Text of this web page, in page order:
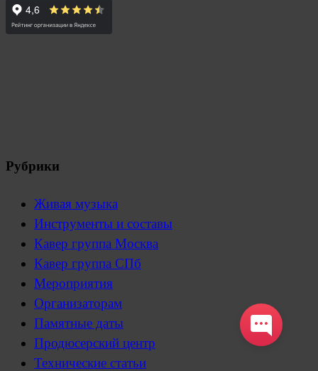
Рубрики
Живая музыка
Инструменты и составы
Кавер группа Москва
Кавер группа СПб
Мероприятия
Организаторам
Памятные даты
Продюсерский центр
Технические статьи